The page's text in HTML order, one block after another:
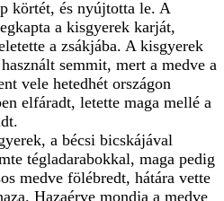
körtét, és nyújtotta le. A
a kisgyerek karját,
a zsákjába. A kisgyerek
semmit, mert a medve a
vele hetedhét országon
elfáradt, letette maga mellé a
a bécsi bicskájával
tégladarabokkal, maga pedig
medve fölébredt, hátára vette
Hazaérve mondja a medve